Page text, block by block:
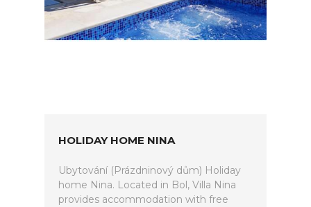
HOLIDAY HOME NINA
Ubytování (Prázdninový dům) Holiday
home Nina. Located in Bol, Villa Nina
provides accommodation with free